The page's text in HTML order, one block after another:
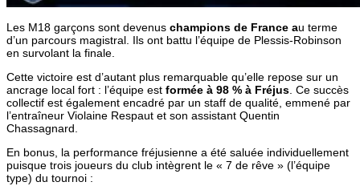
Les M18 garçons sont devenus champions de France au terme
d’un parcours magistral. Ils ont battu l’équipe de Plessis-Robinson
en survolant la finale.
Cette victoire est d’autant plus remarquable qu’elle repose sur un
ancrage local fort : l’équipe est formée à 98 % à Fréjus. Ce succès
collectif est également encadré par un staff de qualité, emmené par
l’entraîneur Violaine Respaut et son assistant Quentin
Chassagnard.
En bonus, la performance fréjusienne a été saluée individuellement
puisque trois joueurs du club intègrent le « 7 de rêve » (l’équipe
type) du tournoi :